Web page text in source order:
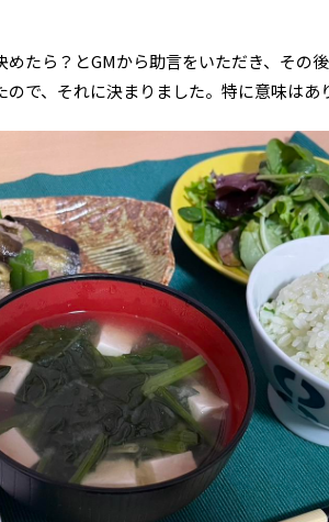
たら？とGMから助言をいただき、その
ので、それに決まりました。特に意味はあ